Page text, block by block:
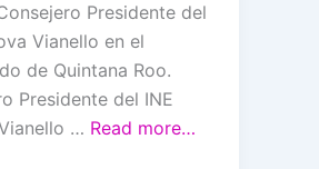
Presidente del
Vianello en el
de Quintana Roo.
Presidente del INE
… Read more…